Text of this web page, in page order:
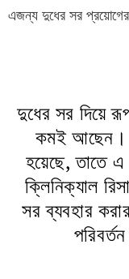
এজন্য দুধের সর
দুধের সর দিয়ে
কমই আছেন।
হয়েছে, তাতে
ক্লিনিক্যাল
সর ব্যবহার